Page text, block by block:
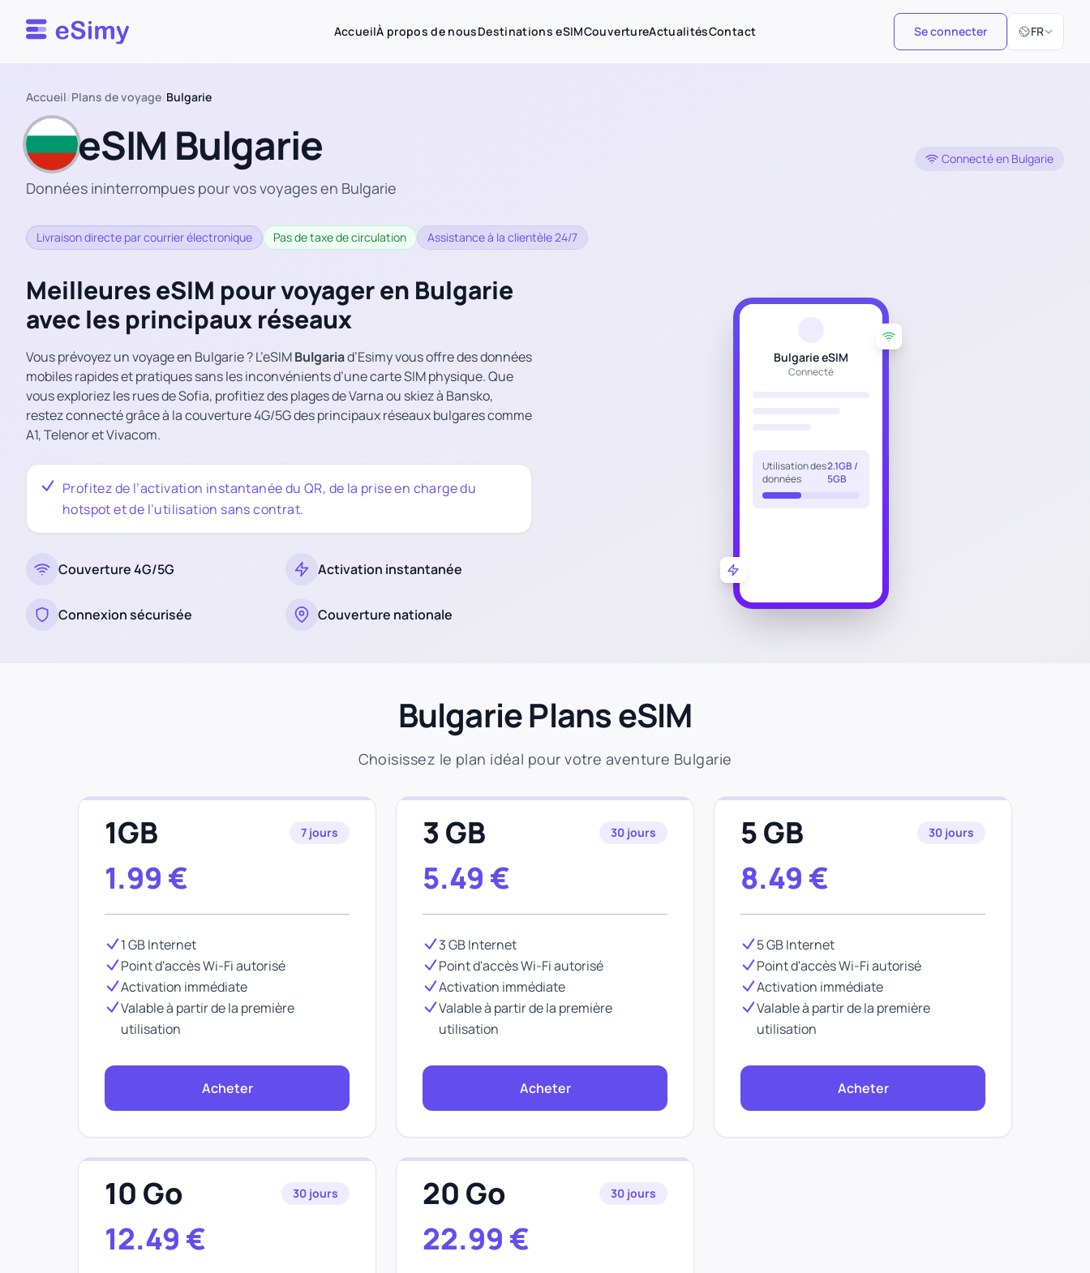
Esimy AccueilÀ propos de nousDestinations eSIMCouvertureActualitésContact Se connecter FR
Sélectionner
Accueil/Plans de voyage/Bulgarie
eSIM Bulgarie
Données ininterrompues pour vos voyages en Bulgarie
Connecté en Bulgarie
Livraison directe par courrier électronique Pas de taxe de circulation Assistance à la clientèle 24/7
Meilleures eSIM pour voyager en Bulgarie
avec les principaux réseaux
Vous prévoyez un voyage en Bulgarie ? L’eSIMBulgariad’Esimy vous offre des données
mobiles rapides et pratiques sans les inconvénients d’une carte SIM physique. Que
vous exploriez les rues de Sofia, profitiez des plages de Varna ou skiez à Bansko,
restez connecté grâce à la couverture 4G/5G des principaux réseaux bulgares comme
A1, Telenor et Vivacom.
Profitez de l’activation instantanée du QR, de la prise en charge du
hotspot et de l’utilisation sans contrat.
Couverture 4G/5G Activation instantanée
Connexion sécurisée Couverture nationale
Bulgarie eSIM
Connecté
Utilisation des
données
2.1GB /
5GB
Bulgarie Plans eSIM
Choisissez le plan idéal pour votre aventure Bulgarie
1GB 7 jours
1.99 €
1 GB Internet
Point d'accès Wi-Fi autorisé
Activation immédiate
Valable à partir de la première
utilisation
Acheter
3 GB 30 jours
5.49 €
3 GB Internet
Point d'accès Wi-Fi autorisé
Activation immédiate
Valable à partir de la première
utilisation
Acheter
5 GB 30 jours
8.49 €
5 GB Internet
Point d'accès Wi-Fi autorisé
Activation immédiate
Valable à partir de la première
utilisation
Acheter
10 Go 30 jours
12.49 €
20 Go 30 jours
22.99 €